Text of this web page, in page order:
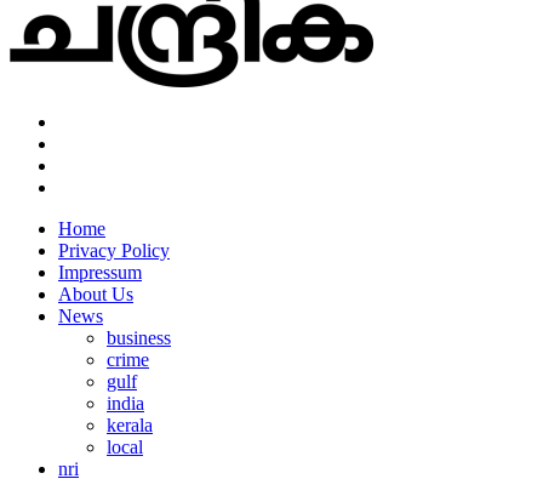
Home
Privacy Policy
Impressum
About Us
News
business
crime
gulf
india
kerala
local
nri